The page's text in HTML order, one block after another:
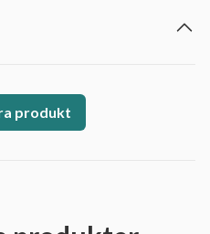
produkt